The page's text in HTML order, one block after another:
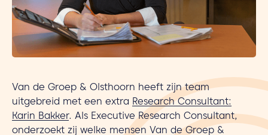
Van de Groep & Olsthoorn heeft zijn team
uitgebreid met een extra Research Consultant:
Karin Bakker . Als Executive Research Consultant,
onderzoekt zij welke mensen Van de Groep &